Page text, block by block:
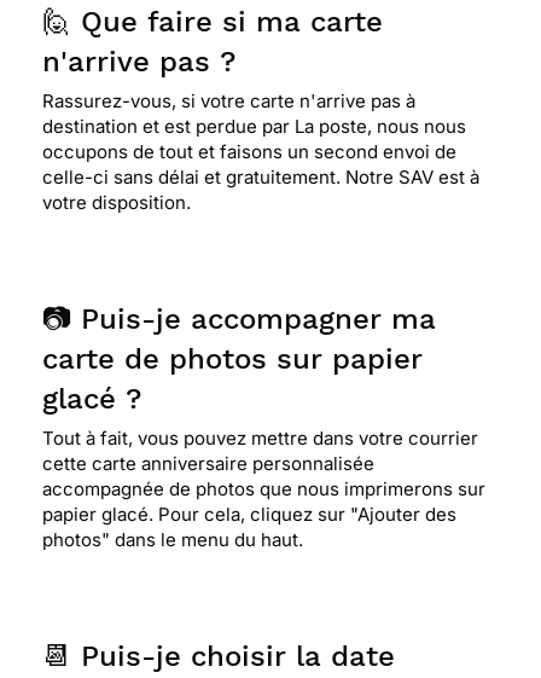
🙋 Que faire si ma carte
n'arrive pas ?
Rassurez-vous, si votre carte n'arrive pas à
destination et est perdue par La poste, nous nous
occupons de tout et faisons un second envoi de
celle-ci sans délai et gratuitement. Notre SAV est à
votre disposition.
📷 Puis-je accompagner ma
carte de photos sur papier
glacé ?
Tout à fait, vous pouvez mettre dans votre courrier
cette carte anniversaire personnalisée
accompagnée de photos que nous imprimerons sur
papier glacé. Pour cela, cliquez sur "Ajouter des
photos" dans le menu du haut.
📆 Puis-je choisir la date